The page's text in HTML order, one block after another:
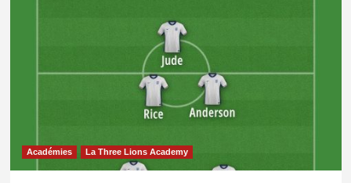
Académies La Three Lions Academy